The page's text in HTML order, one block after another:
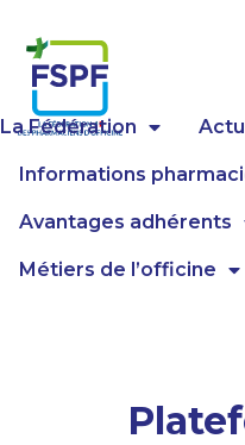
La Fédération
Informations
Avantages adhérents
Métiers de l’officine